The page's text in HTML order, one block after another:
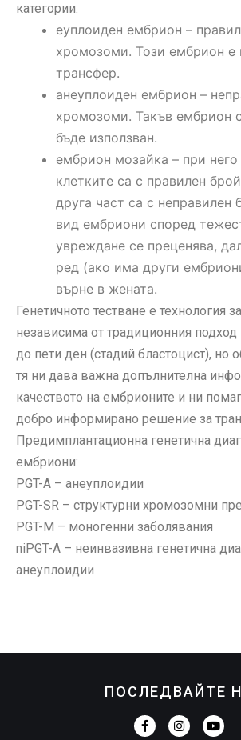
категории:
еуплоиден ембрион –
хромозоми. Този ембрион е
трансфер.
анеуплоиден ембрион –
хромозоми. Такъв ембрион
бъде използван.
ембрион мозайка – при него
клетките са с правилен
друга част са с неправилен
вид ембриони според
увреждане се преценява,
ред (ако има други
върне в жената.
Генетичното тестване е технология
независима от традиционния подход
до пети ден (стадий бластоцист), но
тя ни дава важна допълнителна
качеството на ембрионите и ни
добро информирано решение за
Предимплантационна генетична
ембриони:
PGT-A – анеуплоидии
PGT-SR – структурни хромозомни
PGT-M – моногенни заболявания
niPGT-A – неинвазивна генетична
анеуплоидии
ПОСЛЕДВАЙТЕ